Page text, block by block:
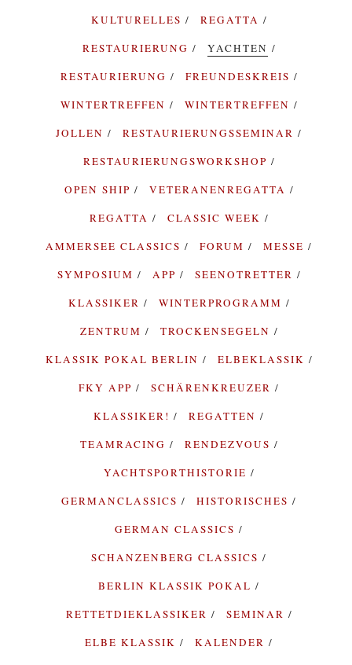
KULTURELLES
REGATTA
RESTAURIERUNG
YACHTEN
RESTAURIERUNG
FREUNDESKREIS
WINTERTREFFEN
WINTERTREFFEN
JOLLEN
RESTAURIERUNGSSEMINAR
RESTAURIERUNGSWORKSHOP
OPEN SHIP
VETERANENREGATTA
REGATTA
CLASSIC WEEK
AMMERSEE CLASSICS
FORUM
MESSE
SYMPOSIUM
APP
SEENOTRETTER
KLASSIKER
WINTERPROGRAMM
ZENTRUM
TROCKENSEGELN
KLASSIK POKAL BERLIN
ELBEKLASSIK
FKY APP
SCHÄRENKREUZER
KLASSIKER!
REGATTEN
TEAMRACING
RENDEZVOUS
YACHTSPORTHISTORIE
GERMANCLASSICS
HISTORISCHES
GERMAN CLASSICS
SCHANZENBERG CLASSICS
BERLIN KLASSIK POKAL
RETTETDIEKLASSIKER
SEMINAR
ELBE KLASSIK
KALENDER